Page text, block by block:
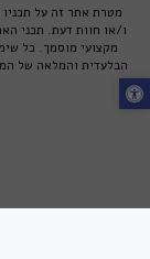
מטרת אתר זה על
ו/או חוות דעת. תכני
מקצועי מוסמך. כל
הבלעדית והמלאה של